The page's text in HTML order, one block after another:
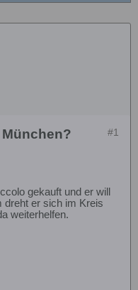
#1
gekauft und er will
dreht er sich im Kreis
weiterhelfen.